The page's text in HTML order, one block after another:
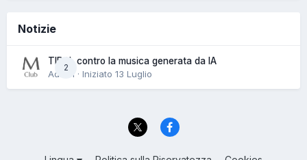
Notizie
2
TIDAL contro la musica generata da IA
Admin · Iniziato 13 Luglio